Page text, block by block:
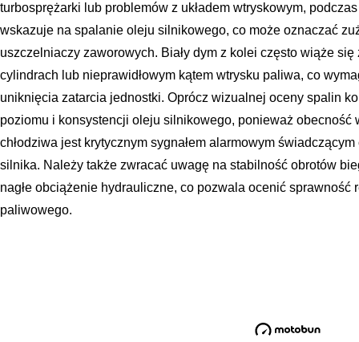
turbosprężarki lub problemów z układem wtryskowym,
wskazuje na spalanie oleju silnikowego, co może oznaczać
uszczelniaczy zaworowych. Biały dym z kolei często wiąże się
cylindrach lub nieprawidłowym kątem wtrysku paliwa, co
uniknięcia zatarcia jednostki. Oprócz wizualnej oceny spalin
poziomu i konsystencji oleju silnikowego, ponieważ obecność
chłodziwa jest krytycznym sygnałem alarmowym
silnika. Należy także zwracać uwagę na stabilność obrotów
nagłe obciążenie hydrauliczne, co pozwala ocenić sprawność
paliwowego.